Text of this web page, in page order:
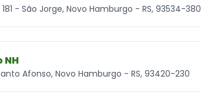
- São Jorge, Novo Hamburgo - RS, 93534-380
NH
Afonso, Novo Hamburgo - RS, 93420-230